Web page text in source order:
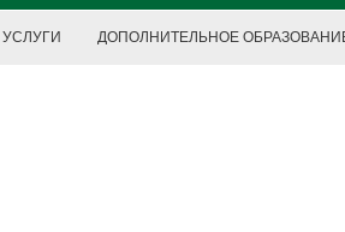
УСЛУГИ ДОПОЛНИТЕЛЬНОЕ